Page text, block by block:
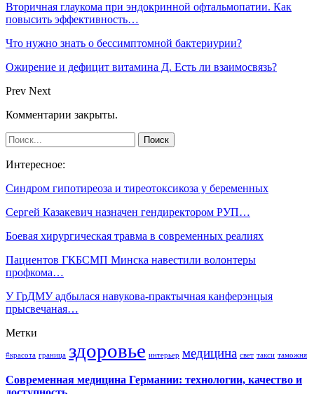
Вторичная глаукома при эндокринной офтальмопатии. Как
повысить эффективность…
Что нужно знать о бессимптомной бактериурии?
Ожирение и дефицит витамина Д. Есть ли взаимосвязь?
Prev Next
Комментарии закрыты.
Интересное:
Синдром гипотиреоза и тиреотоксикоза у беременных
Сергей Казакевич назначен гендиректором РУП…
Боевая хирургическая травма в современных реалиях
Пациентов ГКБСМП Минска навестили волонтеры
профкома…
У ГрДМУ адбылася навукова-практычная канферэнцыя
прысвечаная…
Метки
#красота граница здоровье интерьер медицина свет такси таможня
Современная медицина Германии: технологии, качество и